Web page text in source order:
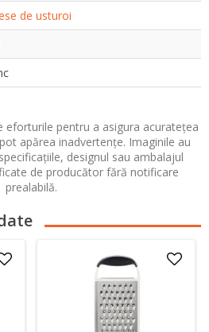
de usturoi
eforturile pentru a asigura acuratețea
apărea inadvertențe. Imaginile au
designul sau ambalajul
de producător fără notificare
prealabilă.